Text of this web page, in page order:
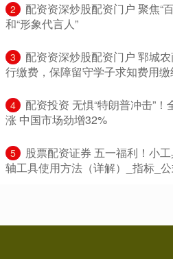
2
配资资深炒股配资门户 聚焦“
和“形象代言人”
3
配资资深炒股配资门户 郓城
行缴费，保障留守学子求知费用缴
4
配资投资 无惧“特朗普冲击”
涨 中国市场劲增32%
5
股票配资证券 五一福利！小
轴工具使用方法（详解）_指标_